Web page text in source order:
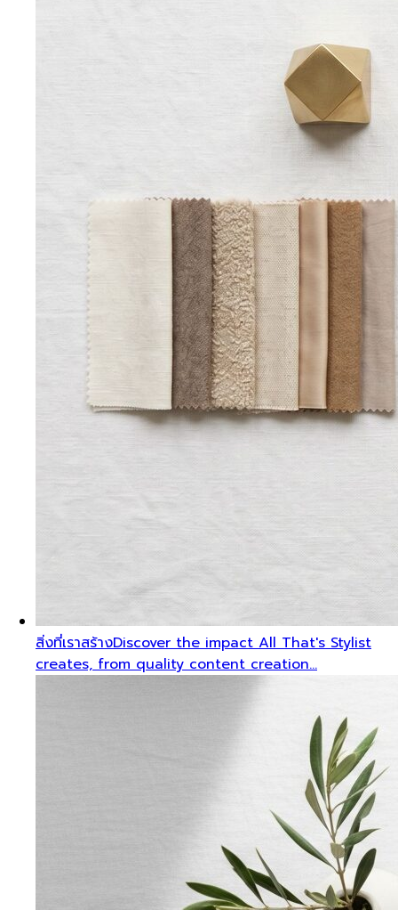
สิ่งที่เราสร้างDiscover the impact All That's Stylist
creates, from quality content creation…